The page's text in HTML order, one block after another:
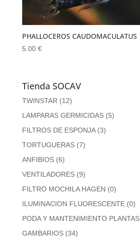
PHALLOCEROS CAUDOMACULATUS
5.00 €
Tienda SOCAV
TWINSTAR (12)
LAMPARAS GERMICIDAS (5)
FILTROS DE ESPONJA (3)
TORTUGUERAS (7)
ANFIBIOS (6)
VENTILADORES (9)
FILTRO MOCHILA HAGEN (0)
ILUMINACION FLUORESCENTE (0)
PODA Y MANTENIMIENTO PLANTAS
GAMBARIOS (34)